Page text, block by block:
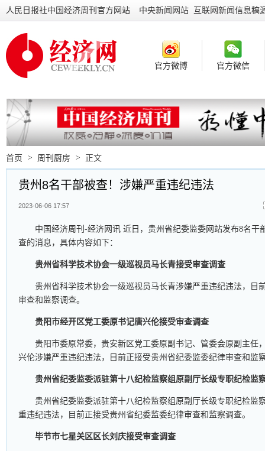
人民日报社中国经济周刊官方网站 中央新闻网站 互联网新闻信息稿
官方微博 官方微信
首页 > 周刊厨房 > 正文
贵州8名干部被查！涉嫌严重违纪违法
2023-06-06 17:57
中国经济周刊-经济网讯 近日，贵州省纪委监委网站发布8名干
查的消息，具体内容如下：
贵州省科学技术协会一级巡视员马长青接受审查调查
贵州省科学技术协会一级巡视员马长青涉嫌严重违纪违法，目
审查和监察调查。
贵阳市经开区党工委原书记唐兴伦接受审查调查
贵阳市委原常委，贵安新区党工委原副书记、管委会原副主任
兴伦涉嫌严重违纪违法，目前正接受贵州省纪委监委纪律审查和监
贵州省纪委监委派驻第十八纪检监察组原副厅长级专职纪检监
贵州省纪委监委派驻第十八纪检监察组原副厅长级专职纪检监
重违纪违法，目前正接受贵州省纪委监委纪律审查和监察调查。
毕节市七星关区区长刘庆接受审查调查